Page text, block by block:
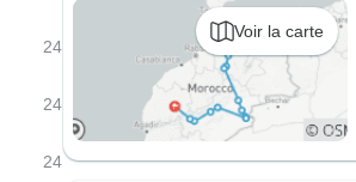
Voir la carte
24
24
24